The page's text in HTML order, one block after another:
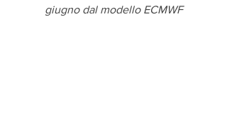
giugno dal modello ECMWF